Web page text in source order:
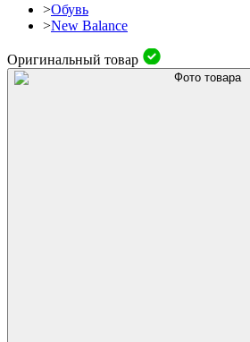
>Обувь
>New Balance
Оригинальный товар